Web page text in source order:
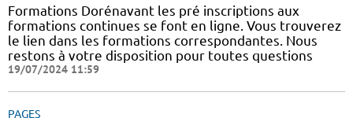
Formations Dorénavant les pré inscriptions aux
formations continues se font en ligne. Vous trouverez
le lien dans les formations correspondantes. Nous
restons à votre disposition pour toutes questions
19/07/2024 11:59
PAGES